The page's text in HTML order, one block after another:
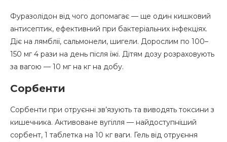
Фуразолідон від чого допомагає — ще один кишковий
антисептик, ефективний при бактеріальних інфекціях.
Діє на лямблії, сальмонели, шигели. Дорослим по 100–
150 мг 4 рази на день після їжі. Дітям дозу розраховують
за вагою — 10 мг на кг на добу.
Сорбенти
Сорбенти при отруєнні зв’язують та виводять токсини з
кишечника. Активоване вугілля — найдоступніший
сорбент, 1 таблетка на 10 кг ваги. Гель від отруєння